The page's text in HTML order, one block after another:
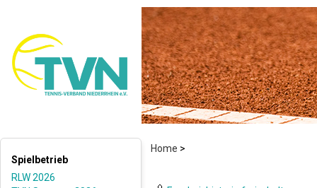
Home >
Spielbetrieb
RLW 2026